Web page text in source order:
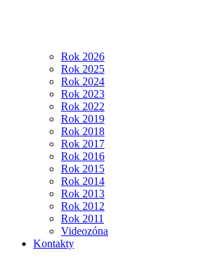
Rok 2026
Rok 2025
Rok 2024
Rok 2023
Rok 2022
Rok 2019
Rok 2018
Rok 2017
Rok 2016
Rok 2015
Rok 2014
Rok 2013
Rok 2012
Rok 2011
Videozóna
Kontakty